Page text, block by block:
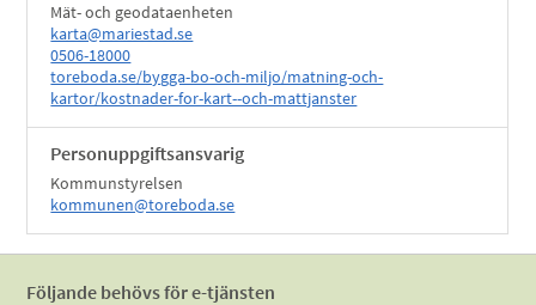
Mät- och geodataenheten
karta@mariestad.se
0506-18000
toreboda.se/bygga-bo-och-miljo/matning-och-
kartor/kostnader-for-kart--och-mattjanster
Personuppgiftsansvarig
Kommunstyrelsen
kommunen@toreboda.se
Följande behövs för e-tjänsten